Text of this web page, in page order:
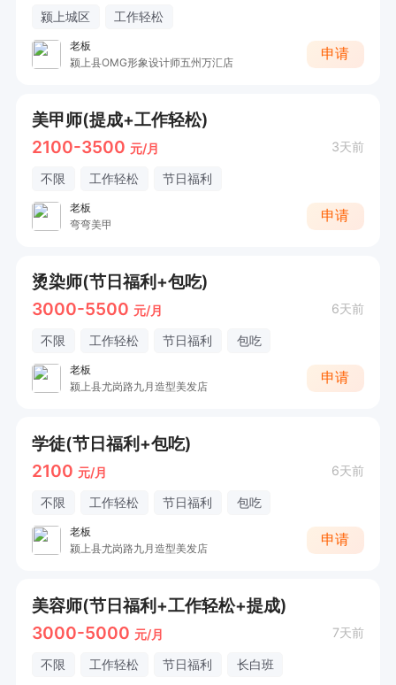
颍上城区 工作轻松
老板
颍上县OMG形象设计师五州万汇店
申请
美甲师(提成+工作轻松)
2100-3500 元/月 3天前
不限 工作轻松 节日福利
老板
弯弯美甲
申请
烫染师(节日福利+包吃)
3000-5500 元/月 6天前
不限 工作轻松 节日福利 包吃
老板
颍上县尤岗路九月造型美发店
申请
学徒(节日福利+包吃)
2100 元/月 6天前
不限 工作轻松 节日福利 包吃
老板
颍上县尤岗路九月造型美发店
申请
美容师(节日福利+工作轻松+提成)
3000-5000 元/月 7天前
不限 工作轻松 节日福利 长白班